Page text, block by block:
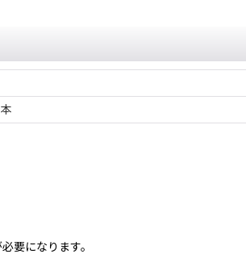
要になります。